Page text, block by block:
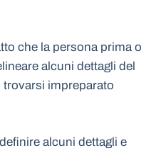
che la persona prima o
alcuni dettagli del
trovarsi impreparato
alcuni dettagli e